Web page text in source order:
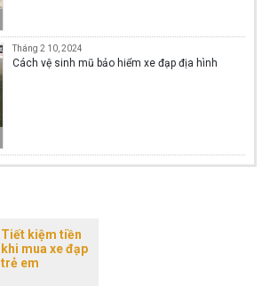
Tháng 2 10, 2024
Cách vệ sinh mũ bảo hiểm xe đạp địa hình
Tiết kiệm tiền
khi mua xe đạp
trẻ em